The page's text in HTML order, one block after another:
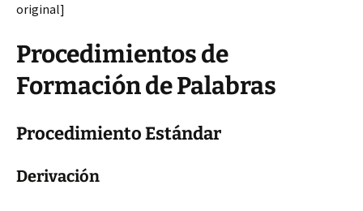
original]
Procedimientos de
Formación de Palabras
Procedimiento Estándar
Derivación